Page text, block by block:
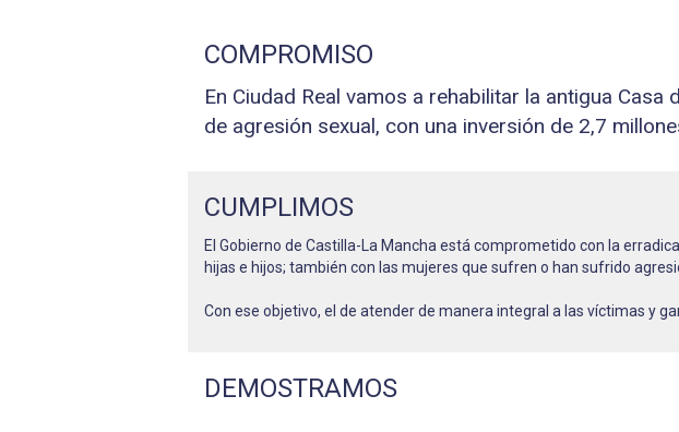
COMPROMISO
En Ciudad Real vamos a rehabilitar la antigua
de agresión sexual, con una inversión de 2,7
CUMPLIMOS
El Gobierno de Castilla-La Mancha está comprometido con la
hijas e hijos; también con las mujeres que sufren o han sufrido
Con ese objetivo, el de atender de manera integral a las víctimas y
DEMOSTRAMOS